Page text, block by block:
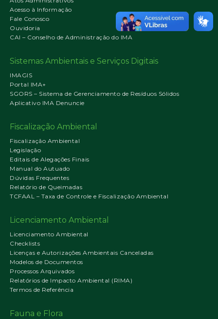
Acesso à Informação
Fale Conosco
Ouvidoria
CAI – Conselho de Administração do IMA
Sistemas Ambientais e Serviços Digitais
IMAGIS
Portal IMA+
SGORS – Sistema de Gerenciamento de Resíduos Sólidos
Aplicativo IMA Denuncie
Fiscalização Ambiental
Fiscalização Ambiental
Legislação
Editais de Alegações Finais
Manual do Autuado
Dúvidas Frequentes
Relatório de Queimadas
TCFAAL – Taxa de Controle e Fiscalização Ambiental
Licenciamento Ambiental
Licenciamento Ambiental
Checklists
Licenças e Autorizações Ambientais Canceladas
Modelos de Documentos
Processos Arquivados
Relatórios de Impacto Ambiental (RIMA)
Termos de Referência
Fauna e Flora